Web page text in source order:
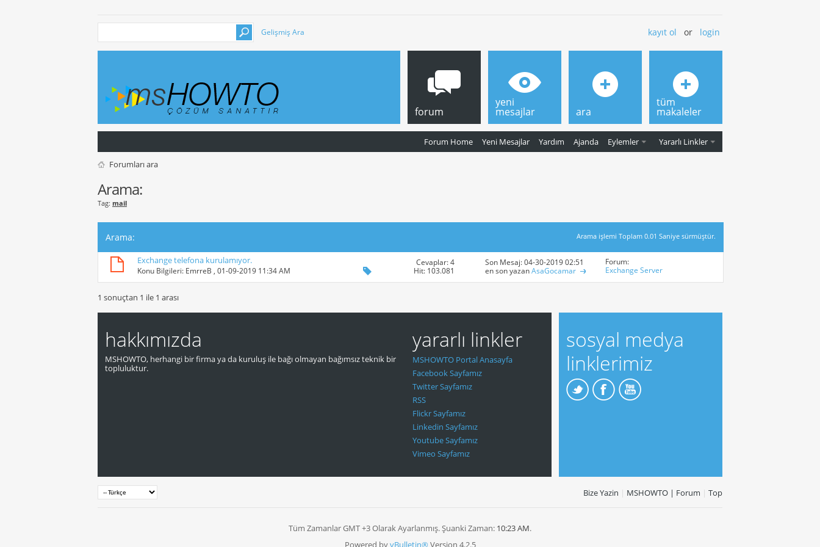
Gelişmiş Ara kayıt ol or login
forum
Forum Home Yeni Mesajlar Yardım Ajanda Eylemler Yararlı Linkler
yeni
mesajlar ara
tüm
makaleler
Forumları ara
Arama:
Tag: mail
Arama: Arama işlemi Toplam 0.01 Saniye sürmüştür.
Exchange telefona kurulamıyor.
Konu Bilgileri: EmrreB , 01-09-2019 11:34 AM
Cevaplar: 4
Hit: 103.081
Son Mesaj: 04-30-201902:51 PM
en son yazanAsaGocamar
Forum:
Exchange Server
1 sonuçtan 1 ile 1 arası
hakkımızda
MSHOWTO, herhangi bir firma ya da kuruluş ile bağı olmayan bağımsız teknik bir
topluluktur.
yararlı linkler
MSHOWTO Portal Anasayfa
Facebook Sayfamız
Twitter Sayfamız
RSS
Flickr Sayfamız
Linkedin Sayfamız
Youtube Sayfamız
Vimeo Sayfamız
sosyal medya
linklerimiz
Bize Yazin | MSHOWTO | Forum | Top
Tüm Zamanlar GMT +3 Olarak Ayarlanmış. Şuanki Zaman: 10:23 AM.
Powered byvBulletin®Version 4.2.5